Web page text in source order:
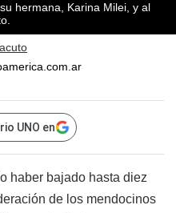
hermana, Karina Milei, y al
.
UNO en
haber bajado hasta diez
de los mendocinos